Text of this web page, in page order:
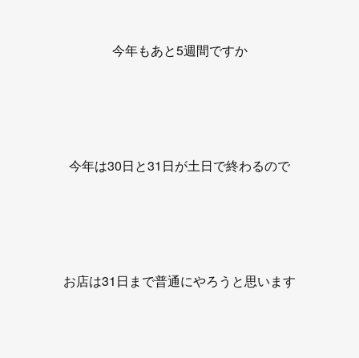
今年もあと5週間ですか
今年は30日と31日が土日で終わるので
お店は31日まで普通にやろうと思います